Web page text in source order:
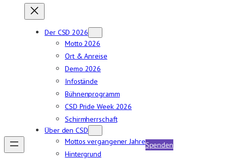
Der CSD 2026
Motto 2026
Ort & Anreise
Demo 2026
Infostände
Bühnenprogramm
CSD Pride Week 2026
Schirmherrschaft
Über den CSD
Mottos vergangener Jahre
Hintergrund
Spenden